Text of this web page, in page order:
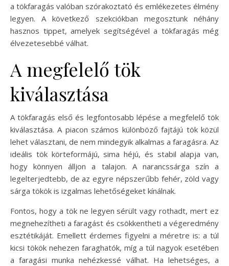
a tökfaragás valóban szórakoztató és emlékezetes élmény
legyen. A következő szekciókban megosztunk néhány
hasznos tippet, amelyek segítségével a tökfaragás még
élvezetesebbé válhat.
A megfelelő tök
kiválasztása
A tökfaragás első és legfontosabb lépése a megfelelő tök
kiválasztása. A piacon számos különböző fajtájú tök közül
lehet választani, de nem mindegyik alkalmas a faragásra. Az
ideális tök körteformájú, sima héjú, és stabil alapja van,
hogy könnyen álljon a talajon. A narancssárga szín a
legelterjedtebb, de az egyre népszerűbb fehér, zöld vagy
sárga tökök is izgalmas lehetőségeket kínálnak.
Fontos, hogy a tök ne legyen sérült vagy rothadt, mert ez
megnehezítheti a faragást és csökkentheti a végeredmény
esztétikáját. Emellett érdemes figyelni a méretre is: a túl
kicsi tökök nehezen faraghatók, míg a túl nagyok esetében
a faragási munka nehézkessé válhat. Ha lehetséges, a